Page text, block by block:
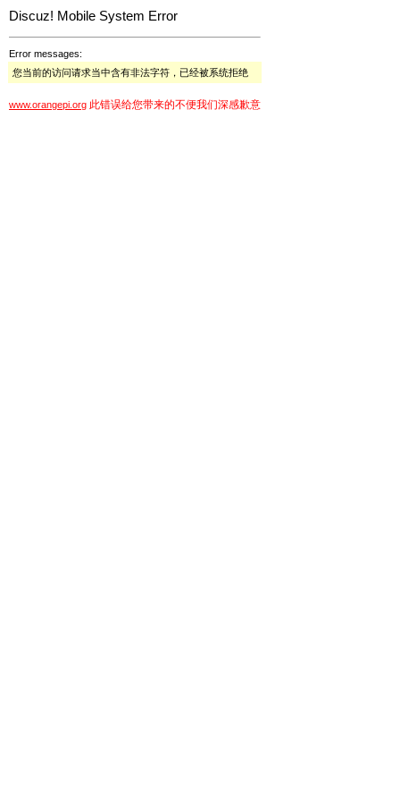
Discuz! Mobile System Error
Error messages:
您当前的访问请求当中含有非法字符，已经被系统拒绝
www.orangepi.org 此错误给您带来的不便我们深感歉意